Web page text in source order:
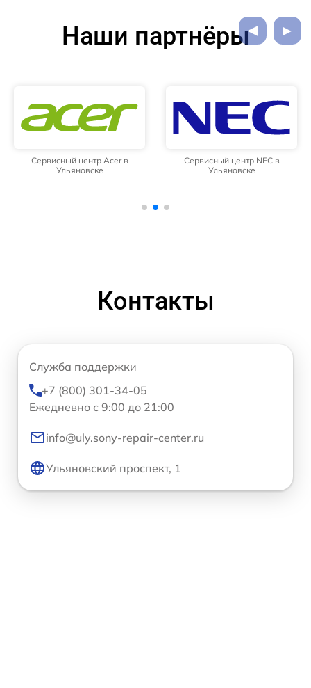
Наши партнёры
Сервисный центр Acer в
Ульяновске
Сервисный центр NEC в
Ульяновске
Контакты
Служба поддержки
+7 (800) 301-34-05
Ежедневно с 9:00 до 21:00
info@uly.sony-repair-center.ru
Ульяновский проспект, 1